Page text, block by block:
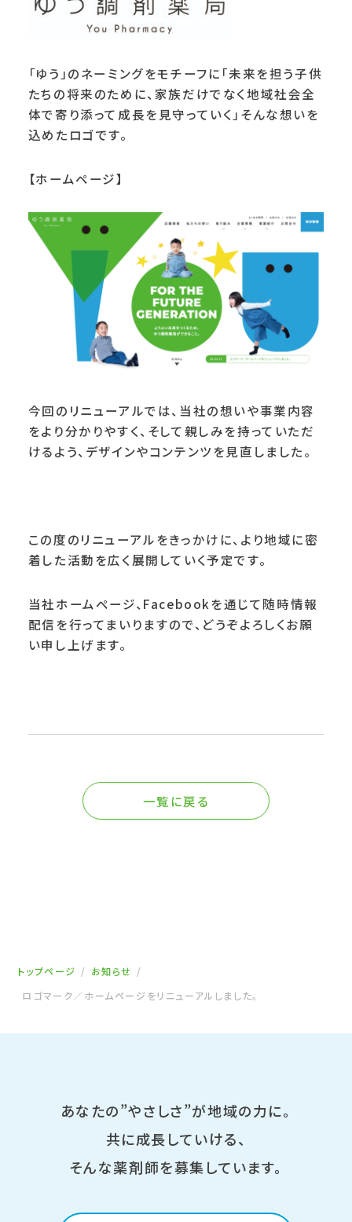
「ゆう」のネーミングをモチーフに「未来を担う子供
たちの将来のために、家族だけでなく地域社会全
体で寄り添って成長を見守っていく」そんな想いを
込めたロゴです。
【ホームページ】
今回のリニューアルでは、当社の想いや事業内容
をより分かりやすく、そして親しみを持っていただ
けるよう、デザインやコンテンツを見直しました。
この度のリニューアルをきっかけに、より地域に密
着した活動を広く展開していく予定です。
当社ホームページ、Facebookを通じて随時情報
配信を行ってまいりますので、どうぞよろしくお願
い申し上げます。
一覧に戻る
トップページ
お知らせ
ロゴマーク／ホームページをリニューアルしました。
あなたの”やさしさ”が地域の力に。
共に成長していける、
そんな薬剤師を募集しています。